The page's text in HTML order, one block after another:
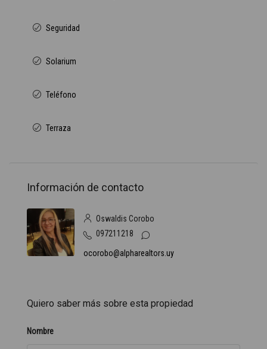
Seguridad
Solarium
Teléfono
Terraza
Información de contacto
Oswaldis Corobo
097211218
ocorobo@alpharealtors.uy
Quiero saber más sobre esta propiedad
Nombre